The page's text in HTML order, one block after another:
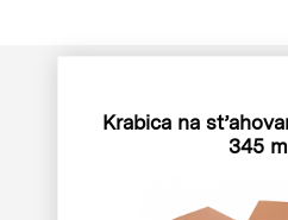
Krabica na
345